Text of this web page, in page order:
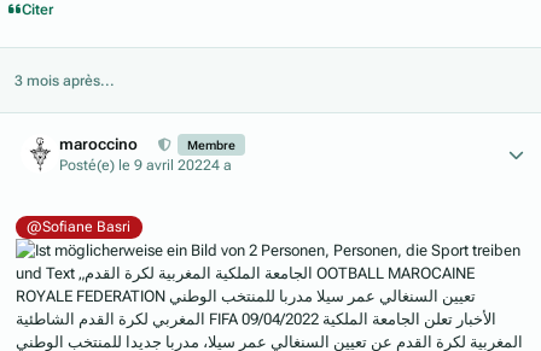
Citer
3 mois après...
maroccino Membre
Posté(e) le 9 avril 20224 a
@Sofiane Basri